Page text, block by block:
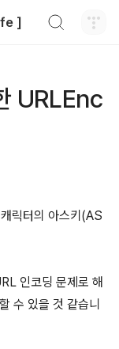
]
URLEnc
릭터의 아스키(AS
인코딩 문제로 해
수 있을 것 같습니